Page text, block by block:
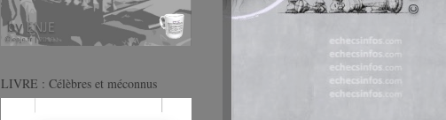
LIVRE : Célèbres et méconnus